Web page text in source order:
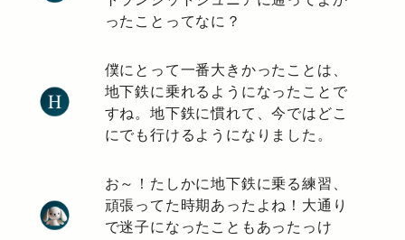
ったことってなに？
僕にとって一番大きかったことは、
地下鉄に乗れるようになったことで
すね。地下鉄に慣れて、今ではどこ
にでも行けるようになりました。
お～！たしかに地下鉄に乗る練習、
頑張ってた時期あったよね！大通り
で迷子になったこともあったっけ